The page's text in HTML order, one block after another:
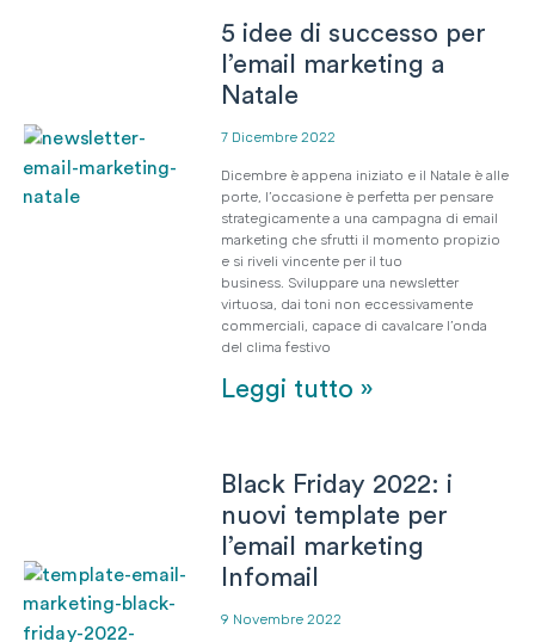
5 idee di successo per
l’email marketing a
Natale
7 Dicembre 2022
Dicembre è appena iniziato e il Natale è alle
porte, l’occasione è perfetta per pensare
strategicamente a una campagna di email
marketing che sfrutti il momento propizio
e si riveli vincente per il tuo
business. Sviluppare una newsletter
virtuosa, dai toni non eccessivamente
commerciali, capace di cavalcare l’onda
del clima festivo
Leggi tutto »
Black Friday 2022: i
nuovi template per
l’email marketing
Infomail
9 Novembre 2022